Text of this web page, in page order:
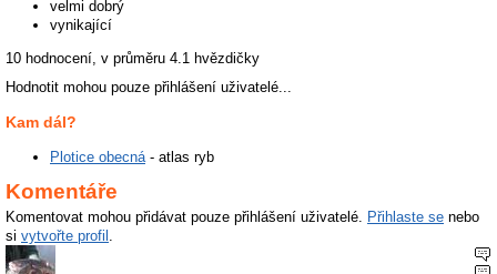
velmi dobrý
vynikající
10 hodnocení, v průměru 4.1 hvězdičky
Hodnotit mohou pouze přihlášení uživatelé...
Kam dál?
Plotice obecná - atlas ryb
Komentáře
Komentovat mohou přidávat pouze přihlášení uživatelé. Přihlaste se nebo
si vytvořte profil .